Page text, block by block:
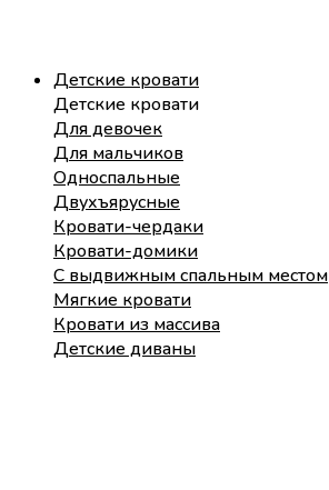
Детские кровати
Детские кровати
Для девочек
Для мальчиков
Односпальные
Двухъярусные
Кровати-чердаки
Кровати-домики
С выдвижным спальным местом
Мягкие кровати
Кровати из массива
Детские диваны